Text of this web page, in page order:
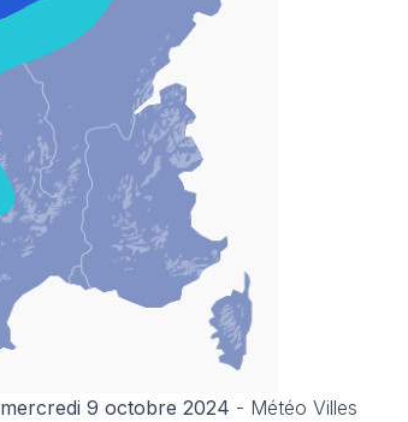
9 octobre 2024 - Météo Villes